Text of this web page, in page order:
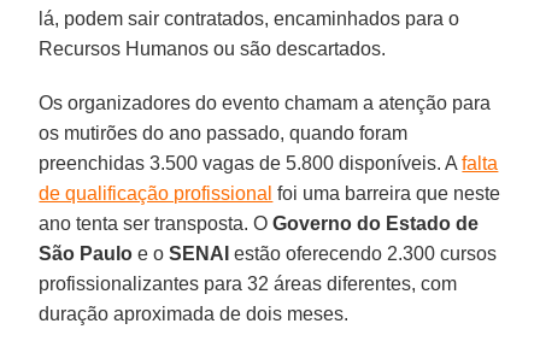
lá, podem sair contratados, encaminhados para o
Recursos Humanos ou são descartados.
Os organizadores do evento chamam a atenção para
os mutirões do ano passado, quando foram
preenchidas 3.500 vagas de 5.800 disponíveis. Afalta
de qualificação profissional foi uma barreira que neste
ano tenta ser transposta. OGoverno do Estado de
São Paulo e oSENAI estão oferecendo 2.300 cursos
profissionalizantes para 32 áreas diferentes, com
duração aproximada de dois meses.